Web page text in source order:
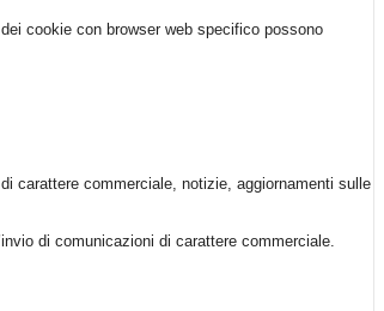
cookie con browser web specifico possono
carattere commerciale, notizie, aggiornamenti sulle
di comunicazioni di carattere commerciale.